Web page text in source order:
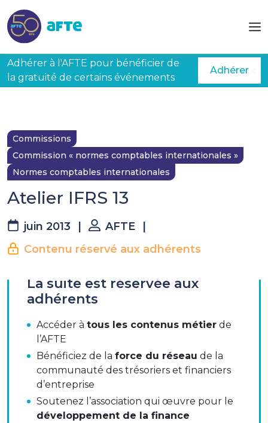
Adhérer à l'AFTE pour bénéficier de
la gratuité de certains événements
Adhérer
Commissions
Commission « normes comptables internationales »
Normes comptables internationales
Atelier IFRS 13
juin 2013 AFTE
Contenu réservé aux adhérents
Présentation de l'IFRS 13 par la commission Normes
IFRS 13 : Présentation
IFRS 13 & valorisation des instruments financiers
Deux approches du risque de contrepartie sur
les dérivés : celle des banques VS celle des
La suite est réservée aux
adhérents
Accéder à tous les contenus métier de
l’AFTE
Bénéficiez de la force du réseau de la
communauté des trésoriers et financiers
d’entreprise
Soutenez l’association qui œuvre pour le
développement de la finance